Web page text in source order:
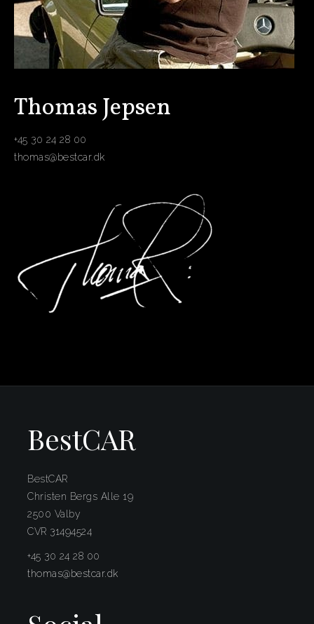
Thomas Jepsen
+45 30 24 28 00
thomas@bestcar.dk
BestCAR
BestCAR
Christen Bergs Alle 19
2500 Valby
CVR 31494524
+45 30 24 28 00
thomas@bestcar.dk